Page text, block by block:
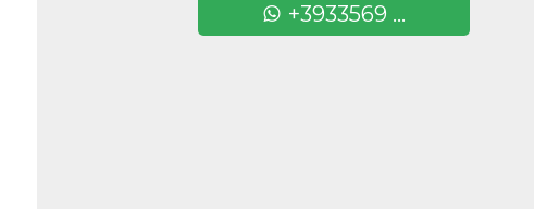
+3933569 ...